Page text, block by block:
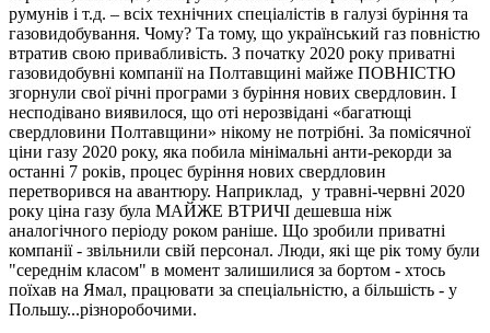
румунів і т.д. – всіх технічних спеціалістів в галузі буріння та
газовидобування. Чому? Та тому, що український газ повністю
втратив свою привабливість. З початку 2020 року приватні
газовидобувні компанії на Полтавщині майже ПОВНІСТЮ
згорнули свої річні програми з буріння нових свердловин. І
несподівано виявилося, що оті нерозвідані «багатющі
свердловини Полтавщини» нікому не потрібні. За помісячної
ціни газу 2020 року, яка побила мінімальні анти-рекорди за
останні 7 років, процес буріння нових свердловин
перетворився на авантюру. Наприклад, у травні-червні 2020
року ціна газу була МАЙЖЕ ВТРИЧІ дешевша ніж
аналогічного періоду роком раніше. Що зробили приватні
компанії - звільнили свій персонал. Люди, які ще рік тому були
"середнім класом" в момент залишилися за бортом - хтось
поїхав на Ямал, працювати за спеціальністю, а більшість - у
Польшу...різноробочими.